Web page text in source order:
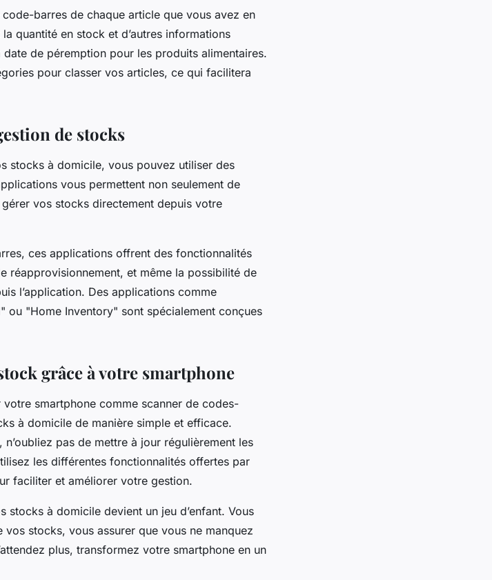
barres de chaque article que vous avez en
quantité en stock et d’autres informations
de péremption pour les produits alimentaires.
pour classer vos articles, ce qui facilitera
de stocks
stocks à domicile, vous pouvez utiliser des
vous permettent non seulement de
vos stocks directement depuis votre
ces applications offrent des fonctionnalités
réapprovisionnement, et même la possibilité de
l’application. Des applications comme
ou "Home Inventory" sont spécialement conçues
grâce à votre smartphone
smartphone comme scanner de codes-
à domicile de manière simple et efficace.
pas de mettre à jour régulièrement les
les différentes fonctionnalités offertes par
faciliter et améliorer votre gestion.
à domicile devient un jeu d’enfant. Vous
stocks, vous assurer que vous ne manquez
plus, transformez votre smartphone en un